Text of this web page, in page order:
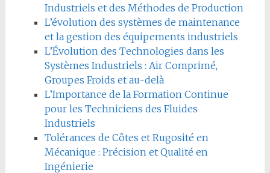
Industriels et des Méthodes de Production
L’évolution des systèmes de maintenance
et la gestion des équipements industriels
L’Évolution des Technologies dans les
Systèmes Industriels : Air Comprimé,
Groupes Froids et au-delà
L’Importance de la Formation Continue
pour les Techniciens des Fluides
Industriels
Tolérances de Côtes et Rugosité en
Mécanique : Précision et Qualité en
Ingénierie